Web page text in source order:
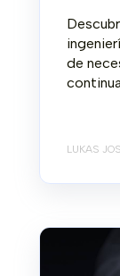
de
LUKAS